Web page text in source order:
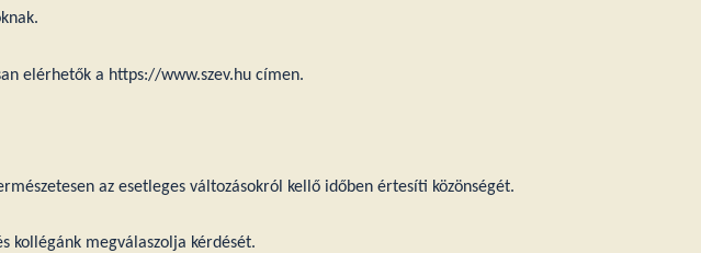
elérhetők a https://www.szev.hu címen.
az esetleges változásokról kellő időben értesíti közönségét.
kollégánk megválaszolja kérdését.